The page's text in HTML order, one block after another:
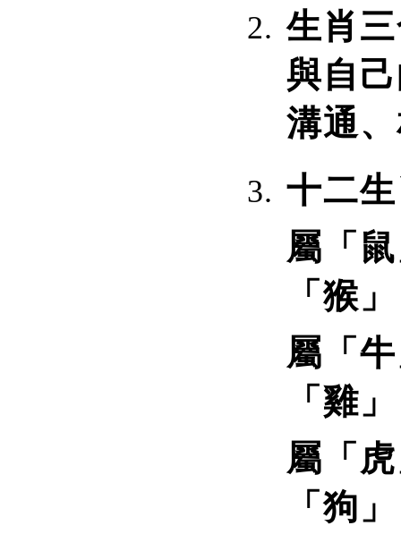
生肖
與自
溝通
十二
屬「
「猴
屬「
「雞
屬「
「狗